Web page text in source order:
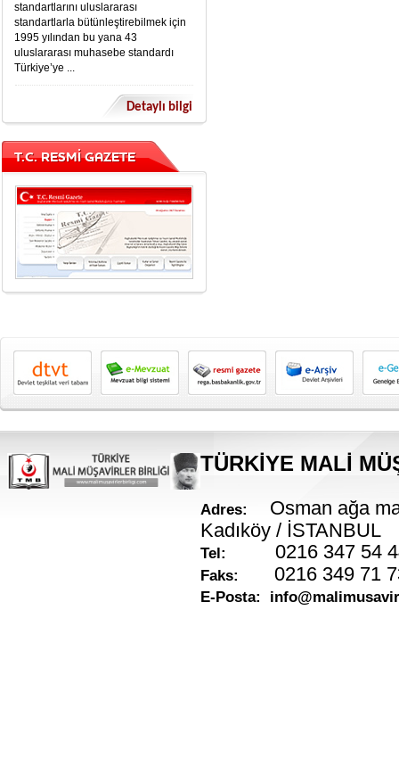
standartlarını uluslararası
standartlarla bütünleştirebilmek için
1995 yılından bu yana 43
uluslararası muhasebe standardı
Türkiye’ye ...
Detaylı bilgi
T.C. RESMİ GAZETE
TÜRKİYE MALİ
Adres:
Osman ağa
Kadıköy / İSTANBUL
Tel: 0216 347 54
Faks: 0216 349 71
E-Posta: